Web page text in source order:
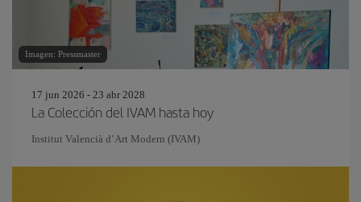
Imagen: Pressmaster
17 jun 2026 - 23 abr 2028
La Colección del IVAM hasta hoy
Institut Valencià d’Art Modern (IVAM)